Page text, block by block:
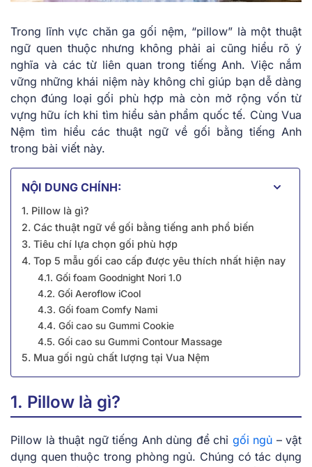
Trong lĩnh vực chăn ga gối nệm, “pillow” là một thuật
ngữ quen thuộc nhưng không phải ai cũng hiểu rõ ý
nghĩa và các từ liên quan trong tiếng Anh. Việc nắm
vững những khái niệm này không chỉ giúp bạn dễ dàng
chọn đúng loại gối phù hợp mà còn mở rộng vốn từ
vựng hữu ích khi tìm hiểu sản phẩm quốc tế. Cùng Vua
Nệm tìm hiểu các thuật ngữ về gối bằng tiếng Anh
trong bài viết này.
NỘI DUNG CHÍNH:
1. Pillow là gì?
2. Các thuật ngữ về gối bằng tiếng anh phổ biến
3. Tiêu chí lựa chọn gối phù hợp
4. Top 5 mẫu gối cao cấp được yêu thích nhất hiện nay
4.1. Gối foam Goodnight Nori 1.0
4.2. Gối Aeroflow iCool
4.3. Gối foam Comfy Nami
4.4. Gối cao su Gummi Cookie
4.5. Gối cao su Gummi Contour Massage
5. Mua gối ngủ chất lượng tại Vua Nệm
1. Pillow là gì?
Pillow là thuật ngữ tiếng Anh dùng để chỉ gối ngủ – vật
dụng quen thuộc trong phòng ngủ. Chúng có tác dụng